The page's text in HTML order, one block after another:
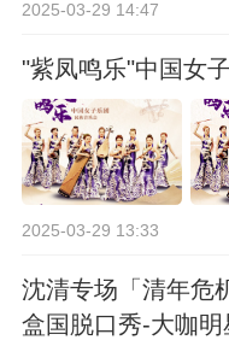
2025-03-29 14:47
"紫凤鸣乐"中国女
2025-03-29 13:33
沈清专场「清年危
盒国脱口秀-大咖